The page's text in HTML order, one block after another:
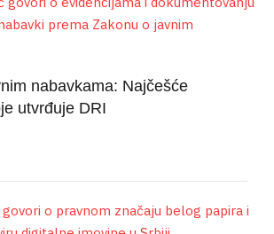
nabavkama: Najčešće
utvrđuje DRI